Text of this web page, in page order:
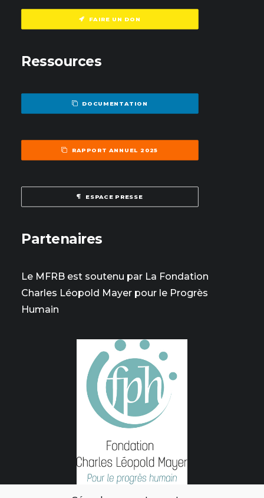
FAIRE UN DON
Ressources
DOCUMENTATION
RAPPORT ANNUEL 2025
ESPACE PRESSE
Partenaires
Le MFRB est soutenu par La Fondation
Charles Léopold Mayer pour le Progrès
Humain